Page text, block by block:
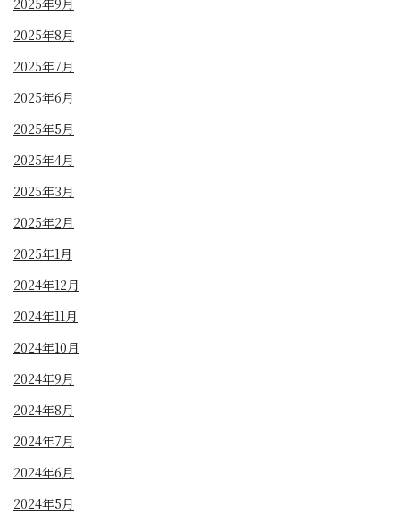
2025年8月
2025年7月
2025年6月
2025年5月
2025年4月
2025年3月
2025年2月
2025年1月
2024年12月
2024年11月
2024年10月
2024年9月
2024年8月
2024年7月
2024年6月
2024年5月